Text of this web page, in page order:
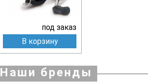
под заказ
В корзину
Наши бренды